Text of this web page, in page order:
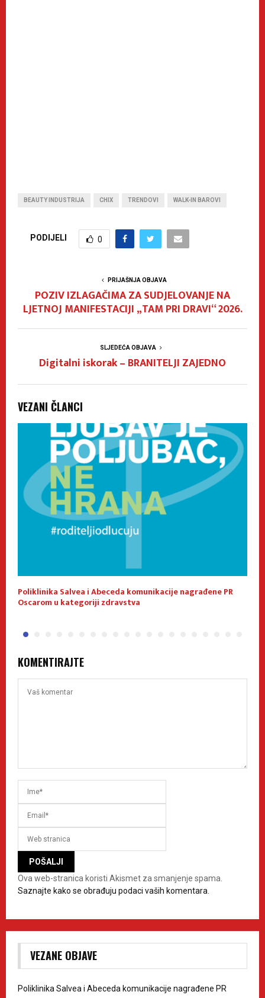
BEAUTY INDUSTRIJA CHIX TRENDOVI WALK-IN BAROVI
PODIJELI 0
PRIJAŠNJA OBJAVA
POZIV IZLAGAČIMA ZA SUDJELOVANJE NA
LJETNOJ MANIFESTACIJI „TAM PRI DRAVI“ 2026.
SLJEDEĆA OBJAVA
Digitalni iskorak – BRANITELJI ZAJEDNO
VEZANI ČLANCI
Poliklinika Salvea i Abeceda komunikacije nagrađene PR
Oscarom u kategoriji zdravstva
KOMENTIRAJTE
Ova web-stranica koristi Akismet za smanjenje spama.
Saznajte kako se obrađuju podaci vaših komentara.
VEZANE OBJAVE
Poliklinika Salvea i Abeceda komunikacije nagrađene PR